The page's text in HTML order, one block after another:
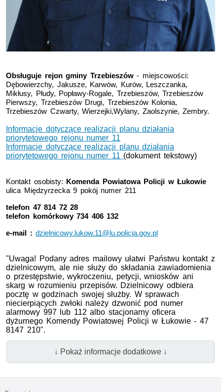
Obsługuje rejon gminy Trzebieszów- miejscowości:
Dębowierzchy, Jakusze, Karwów, Kurów, Leszczanka,
Mikłusy, Płudy, Popławy-Rogale, Trzebieszów, Trzebieszów
Pierwszy, Trzebieszów Drugi, Trzebieszów Kolonia,
Trzebieszów Czwarty, Wierzejki,Wylany, Zaolszynie, Zembry.
Informacje dotyczące realizacji planu działania
priorytetowego rejonu numer 11
Informacje dotyczące realizacji planu działania
priorytetowego rejonu numer 11 (dokument tekstowy)
Kontakt osobisty:
Komenda Powiatowa Policji w Łukowie
ulica Międzyrzecka 9 pokój numer 211
telefon 47 814 72 28
telefon komórkowy 734 406 132
e-mail :dzielnicowy.lukow.11@lu.policja.gov.pl
"Uwaga! Podany adres mailowy ułatwi Państwu kontakt z
dzielnicowym, ale nie służy do składania zawiadomienia
o przestępstwie, wykroczeniu, petycji, wniosków ani
skarg w rozumieniu przepisów. Dzielnicowy odbiera
pocztę w godzinach swojej służby. W sprawach
niecierpiących zwłoki należy dzwonić pod numer
alarmowy 997 lub 112 albo stacjonarny oficera
dyżurnego Komendy Powiatowej Policji w Łukowie - 47
8147 210".
↓ Pokaż informacje dodatkowe ↓